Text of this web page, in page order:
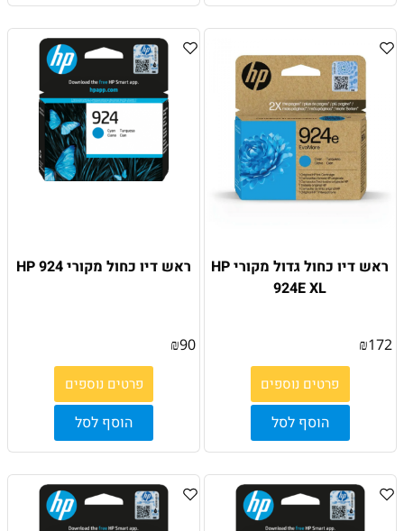
ראש דיו כחול גדול מקורי HP
924E XL
₪172
פרטים נוספים
הוסף לסל
ראש דיו כחול מקורי HP 924
₪90
פרטים נוספים
הוסף לסל